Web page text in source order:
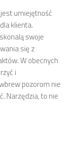
umiejętność
klienta.
swoje
się z
W obecnych
i
pozorom nie
Narzędzia, to nie